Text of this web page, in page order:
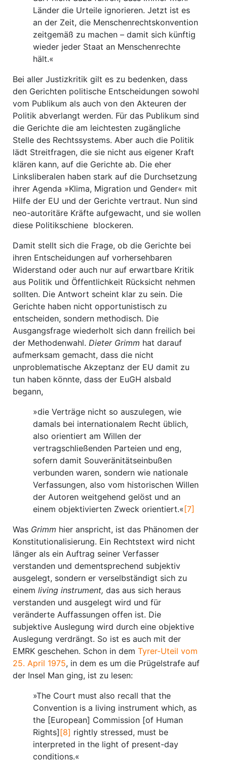
Länder die Urteile ignorieren. Jetzt ist es
an der Zeit, die Menschenrechtskonvention
zeitgemäß zu machen – damit sich künftig
wieder jeder Staat an Menschenrechte
hält.«
Bei aller Justizkritik gilt es zu bedenken, dass
den Gerichten politische Entscheidungen sowohl
vom Publikum als auch von den Akteuren der
Politik abverlangt werden. Für das Publikum sind
die Gerichte die am leichtesten zugängliche
Stelle des Rechtssystems. Aber auch die Politik
lädt Streitfragen, die sie nicht aus eigener Kraft
klären kann, auf die Gerichte ab. Die eher
Linksliberalen haben stark auf die Durchsetzung
ihrer Agenda »Klima, Migration und Gender« mit
Hilfe der EU und der Gerichte vertraut. Nun sind
neo-autoritäre Kräfte aufgewacht, und sie wollen
diese Politikschiene blockeren.
Damit stellt sich die Frage, ob die Gerichte bei
ihren Entscheidungen auf vorhersehbaren
Widerstand oder auch nur auf erwartbare Kritik
aus Politik und Öffentlichkeit Rücksicht nehmen
sollten. Die Antwort scheint klar zu sein. Die
Gerichte haben nicht opportunistisch zu
entscheiden, sondern methodisch. Die
Ausgangsfrage wiederholt sich dann freilich bei
der Methodenwahl. Dieter Grimm hat darauf
aufmerksam gemacht, dass die nicht
unproblematische Akzeptanz der EU damit zu
tun haben könnte, dass der EuGH alsbald
begann,
»die Verträge nicht so auszulegen, wie
damals bei internationalem Recht üblich,
also orientiert am Willen der
vertragschließenden Parteien und eng,
sofern damit Souveränitätseinbußen
verbunden waren, sondern wie nationale
Verfassungen, also vom historischen Willen
der Autoren weitgehend gelöst und an
einem objektivierten Zweck orientiert.« [7]
Was Grimm hier anspricht, ist das Phänomen der
Konstitutionalisierung. Ein Rechtstext wird nicht
länger als ein Auftrag seiner Verfasser
verstanden und dementsprechend subjektiv
ausgelegt, sondern er verselbständigt sich zu
einem living instrument, das aus sich heraus
verstanden und ausgelegt wird und für
veränderte Auffassungen offen ist. Die
subjektive Auslegung wird durch eine objektive
Auslegung verdrängt. So ist es auch mit der
EMRK geschehen. Schon in dem Tyrer-Uteil vom
25. April 1975, in dem es um die Prügelstrafe auf
der Insel Man ging, ist zu lesen:
»The Court must also recall that the
Convention is a living instrument which, as
the [European] Commission [of Human
Rights][8] rightly stressed, must be
interpreted in the light of present-day
conditions.«